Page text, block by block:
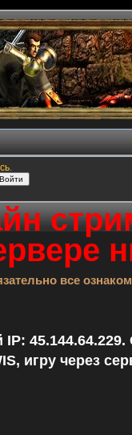
.
все
45.144.64.229.
игру через